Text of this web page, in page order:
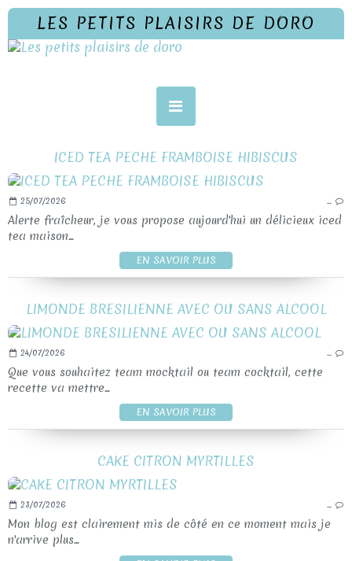
LES PETITS PLAISIRS DE DORO
ICED TEA PECHE FRAMBOISE HIBISCUS
25/07/2026 …
Alerte fraîcheur, je vous propose aujourd'hui un délicieux iced
tea maison...
EN SAVOIR PLUS
LIMONDE BRESILIENNE AVEC OU SANS ALCOOL
24/07/2026 …
Que vous souhaitez team mocktail ou team cocktail, cette
recette va mettre...
EN SAVOIR PLUS
CAKE CITRON MYRTILLES
23/07/2026 …
Mon blog est clairement mis de côté en ce moment mais je
n'arrive plus...